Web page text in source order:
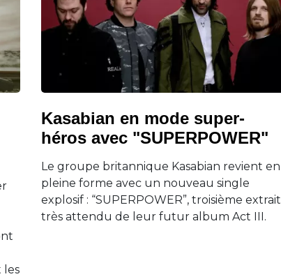
les
Kasabian en mode super-
héros avec "SUPERPOWER"
Le groupe britannique Kasabian revient en
pleine forme avec un nouveau single
explosif : “SUPERPOWER”, troisième extrait
très attendu de leur futur album Act III.